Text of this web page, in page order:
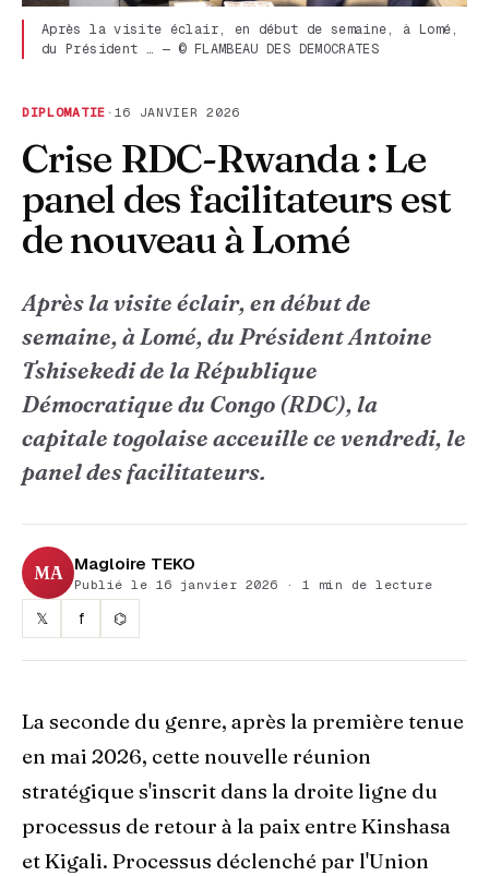
Après la visite éclair, en début de semaine, à Lomé,
du Président … — © FLAMBEAU DES DEMOCRATES
DIPLOMATIE · 16 JANVIER 2026
Crise RDC-Rwanda : Le
panel des facilitateurs est
de nouveau à Lomé
Après la visite éclair, en début de
semaine, à Lomé, du Président Antoine
Tshisekedi de la République
Démocratique du Congo (RDC), la
capitale togolaise acceuille ce vendredi, le
panel des facilitateurs.
MA Magloire TEKO
Publié le 16 janvier 2026 · 1 min de lecture
𝕏 f ⌬
La seconde du genre, après la première tenue
en mai 2026, cette nouvelle réunion
stratégique s'inscrit dans la droite ligne du
processus de retour à la paix entre Kinshasa
et Kigali. Processus déclenché par l'Union